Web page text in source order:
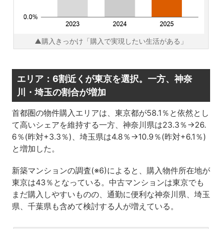
▲購入きっかけ「購入で実現したい生活がある」
エリア：6割近くが東京を選択。一方、神奈
川・埼玉の割合が増加
首都圏の物件購入エリアは、東京都が58.1％と依然とし
て高いシェアを維持する一方、神奈川県は23.3％→26.
6％(昨対+3.3％)、埼玉県は4.8％→10.9％(昨対+6.1％)
と増加した。
新築マンションの調査(※6)によると、購入物件所在地が
東京は43％となっている。中古マンションは東京でも
まだ購入しやすいものの、通勤に便利な神奈川県、埼玉
県、千葉県も含めて検討する人が増えている。